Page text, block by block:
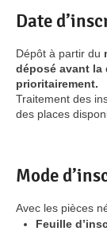
Date
Dépôt à partir du
déposé avant la
prioritairement.
Traitement des
des places
Mode
Avec les pièces
Feuille